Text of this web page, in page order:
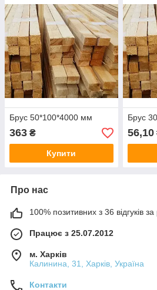
Брус 50*100*4000 мм
363 ₴
Купити
Брус
56,10
Про нас
100% позитивних з 36 відгуків за
Працює з 25.07.2012
м. Харків
Калинина, 31, Харків, Україна
Контакти